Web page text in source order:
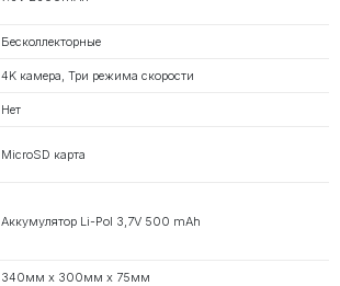
Бесколлекторные
4K камера, Три режима скорости
Нет
MicroSD карта
Аккумулятор Li-Pol 3,7V 500 mAh
340мм х 300мм х 75мм